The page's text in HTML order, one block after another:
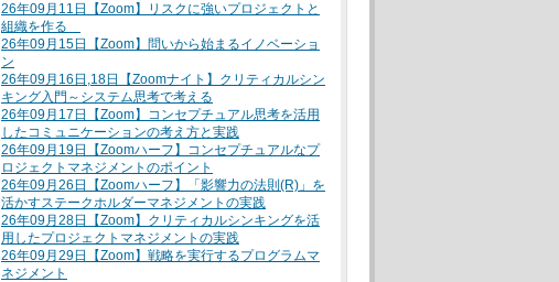
26年09月11日【Zoom】リスクに強いプロジェクトと
組織を作る
26年09月15日【Zoom】問いから始まるイノベーショ
ン
26年09月16日,18日【Zoomナイト】クリティカルシン
キング入門～システム思考で考える
26年09月17日【Zoom】コンセプチュアル思考を活用
したコミュニケーションの考え方と実践
26年09月19日【Zoomハーフ】コンセプチュアルなプ
ロジェクトマネジメントのポイント
26年09月26日【Zoomハーフ】「影響力の法則(R)」を
活かすステークホルダーマネジメントの実践
26年09月28日【Zoom】クリティカルシンキングを活
用したプロジェクトマネジメントの実践
26年09月29日【Zoom】戦略を実行するプログラムマ
ネジメント